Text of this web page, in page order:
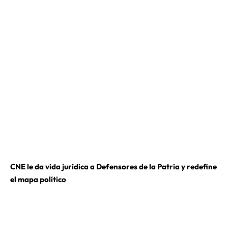
CNE le da vida jurídica a Defensores de la Patria y redefine
el mapa político